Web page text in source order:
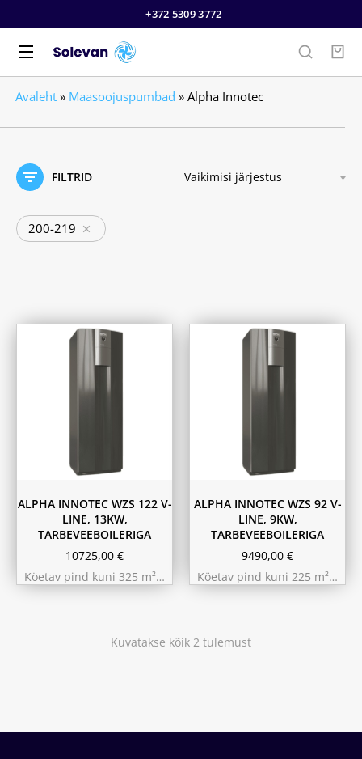
+372 5309 3772
Avaleht » Maasoojuspumbad » Alpha Innotec
FILTRID
200-219
ALPHA INNOTEC WZS 122 V-
LINE, 13KW,
TARBEVEEBOILERIGA
10725,00 €
Köetav pind kuni 325 m²…
ALPHA INNOTEC WZS 92 V-
LINE, 9KW,
TARBEVEEBOILERIGA
9490,00 €
Köetav pind kuni 225 m²…
Kuvatakse kõik 2 tulemust